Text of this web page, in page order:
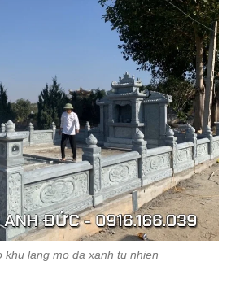
khu lang mo da xanh tu nhien